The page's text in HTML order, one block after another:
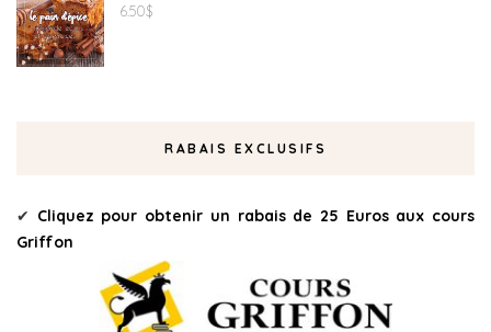
6.50$
RABAIS EXCLUSIFS
✔ Cliquez pour obtenir un rabais de 25 Euros aux cours
Griffon